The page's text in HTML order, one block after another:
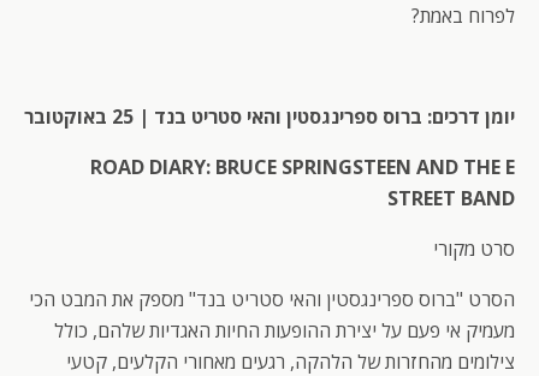
לפרוח באמת?
יומן דרכים: ברוס ספרינגסטין והאי סטריט בנד | 25 באוקטובר
ROAD DIARY: BRUCE SPRINGSTEEN AND THE E
STREET BAND
סרט מקורי
הסרט "ברוס ספרינגסטין והאי סטריט בנד" מספק את המבט הכי
מעמיק אי פעם על יצירת ההופעות החיות האגדיות שלהם, כולל
צילומים מהחזרות של הלהקה, רגעים מאחורי הקלעים, קטעי